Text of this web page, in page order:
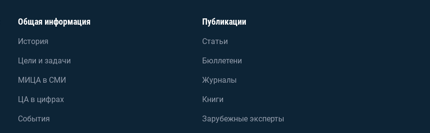
Общая информация
История
Цели и задачи
МИЦА в СМИ
ЦА в цифрах
События
Публикации
Статьи
Бюллетени
Журналы
Книги
Зарубежные эксперты